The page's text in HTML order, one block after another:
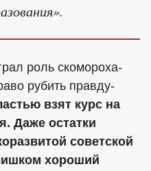
роль скомороха-
рубить правду-
взят курс на
Даже остатки
советской
хороший